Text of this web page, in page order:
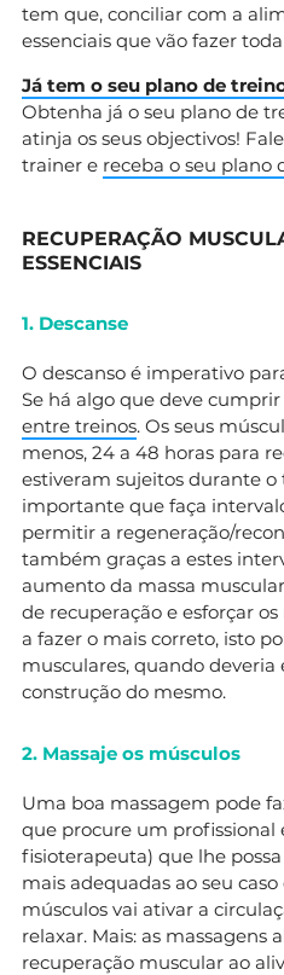
tem que, conciliar com a
essenciais que vão fazer
Já tem o seu plano de
Obtenha já o seu plano de
atinja os seus objectivos!
trainer e receba o seu plano
RECUPERAÇÃO
ESSENCIAIS
1. Descanse
O descanso é imperativo
Se há algo que deve cumprir
entre treinos. Os seus
menos, 24 a 48 horas para
estiveram sujeitos durante o
importante que faça
permitir a regeneração/
também graças a estes
aumento da massa
de recuperação e esforçar
a fazer o mais correto, isto
musculares, quando deveria
construção do mesmo.
2. Massaje os músculos
Uma boa massagem pode
que procure um profissional
fisioterapeuta) que lhe
mais adequadas ao seu
músculos vai ativar a
relaxar. Mais: as massagens
recuperação muscular ao